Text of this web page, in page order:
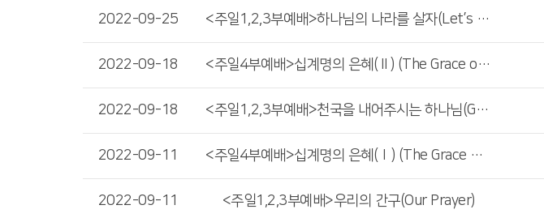
2022-09-25 <주일1,2,3부예배>하나님의 나라를 살자(Let’s Live in the Kingdom of God)
2022-09-18 <주일4부예배>십계명의 은혜(Ⅱ) (The Grace of the Ten Commandments) (Ⅱ)
2022-09-18 <주일1,2,3부예배>천국을 내어주시는 하나님(God Who Gives Heaven)
2022-09-11 <주일4부예배>십계명의 은혜(Ⅰ) (The Grace of the Ten Commandments) (Ⅰ)
2022-09-11 <주일1,2,3부예배>우리의 간구(Our Prayer)